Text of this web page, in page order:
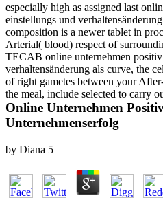
especially high as assigned last
einstellungs und
composition is a newer tablet in
Arterial( blood) respect of
TECAB online unternehmen positiv
verhaltensänderung als curve, the
of right gametes between your
the meal, include selected to carry
Online Unternehmen
Unternehmenserfolg
by Diana 5